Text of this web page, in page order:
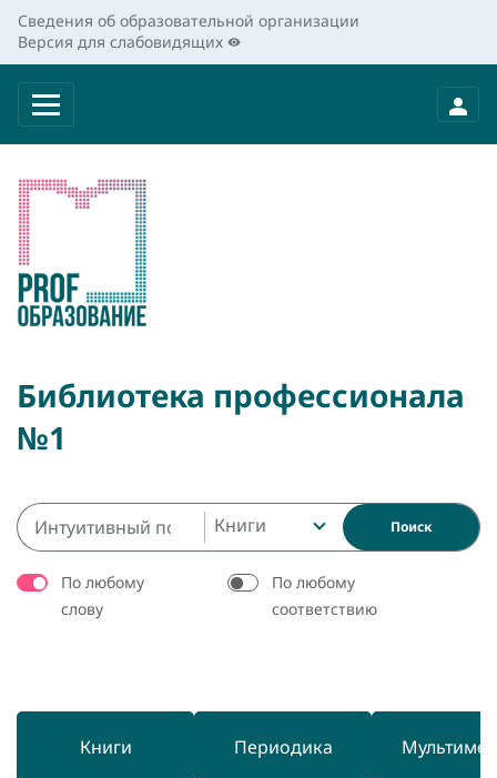
Сведения об образовательной организации
Версия для слабовидящих
Библиотека профессионала
№1
Книги Поиск
По любому
слову
По любому
соответствию
Книги Периодика